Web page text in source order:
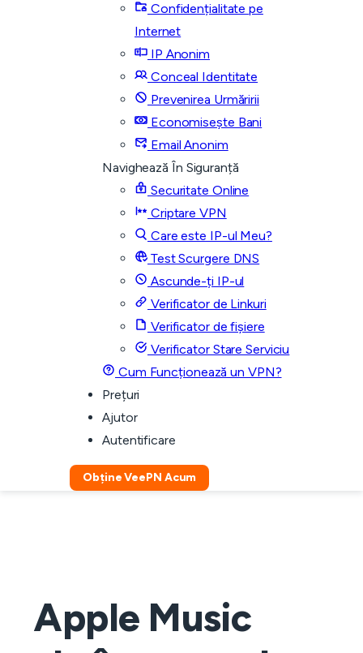
Confidențialitate pe
Internet
IP Anonim
Conceal Identitate
Prevenirea Urmăririi
Economisește Bani
Email Anonim
Navighează În Siguranță
Securitate Online
Criptare VPN
Care este IP-ul Meu?
Test Scurgere DNS
Ascunde-ți IP-ul
Verificator de Linkuri
Verificator de fișiere
Verificator Stare Serviciu
Cum Funcționează un VPN?
Prețuri
Ajutor
Autentificare
Obține VeePN Acum
Apple Music